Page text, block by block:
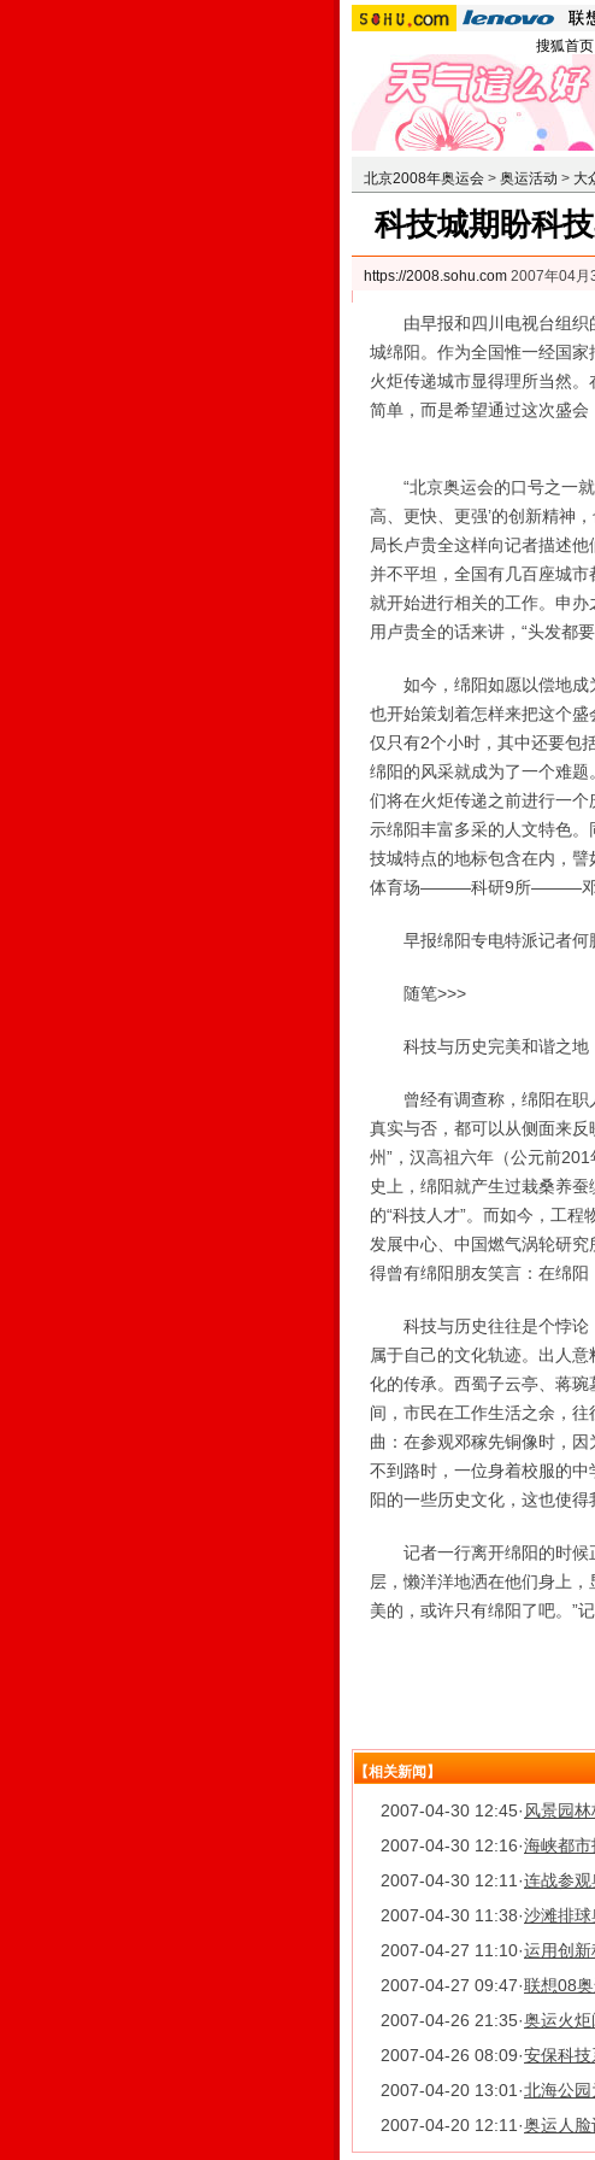
搜狐首页
北京2008年奥运会 > 奥运活动 > 大
科技城期盼科
https://2008.sohu.com 2007年04月
由早报和四川电视台组织的
城绵阳。作为全国惟一经国
火炬传递城市显得理所当然
简单，而是希望通过这次盛会
“北京奥运会的口号之一就
高、更快、更强’的创新精神
局长卢贵全这样向记者描述
并不平坦，全国有几百座城
就开始进行相关的工作。申办
用卢贵全的话来讲，“头发都
如今，绵阳如愿以偿地成
也开始策划着怎样来把这个
仅只有2个小时，其中还要包
绵阳的风采就成为了一个难
们将在火炬传递之前进行一
示绵阳丰富多采的人文特色
技城特点的地标包含在内，
体育场———科研9所———邓
早报绵阳专电特派记者何
随笔>>>
科技与历史完美和谐之地
曾经有调查称，绵阳在职
真实与否，都可以从侧面来反
州”，汉高祖六年（公元前
史上，绵阳就产生过栽桑养
的“科技人才”。而如今，工
发展中心、中国燃气涡轮研
得曾有绵阳朋友笑言：在绵阳
科技与历史往往是个悖论
属于自己的文化轨迹。出人
化的传承。西蜀子云亭、蒋
间，市民在工作生活之余，
曲：在参观邓稼先铜像时，
不到路时，一位身着校服的
阳的一些历史文化，这也使得
记者一行离开绵阳的时候
层，懒洋洋地洒在他们身上
美的，或许只有绵阳了吧。”
【相关新闻】
2007-04-30 12:45· 风景园
2007-04-30 12:16·海峡都市
2007-04-30 12:11 ·连战参
2007-04-30 11:38·沙滩排球
2007-04-27 11:10·运用创新
2007-04-27 09:47·联想08
2007-04-26 21:35·奥运火
2007-04-26 08:09·安保科
2007-04-20 13:01 ·北海公
2007-04-20 12:11 ·奥运人